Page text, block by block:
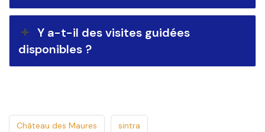
Y a-t-il des visites guidées
disponibles ?
Château des Maures sintra